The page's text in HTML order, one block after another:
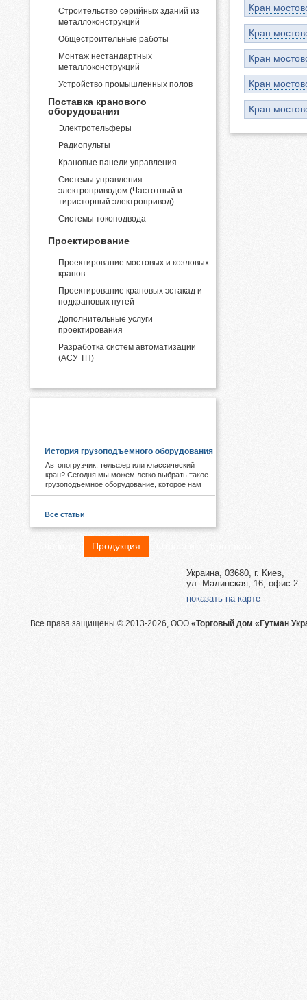
Строительство серийных зданий из
металлоконструкций
Общестроительные работы
Монтаж нестандартных
металлоконструкций
Устройство промышленных полов
Поставка кранового
оборудования
Электротельферы
Радиопульты
Крановые панели управления
Системы управления
электроприводом (Частотный и
тиристорный электропривод)
Системы токоподвода
Проектирование
Проектирование мостовых и козловых
кранов
Проектирование крановых эстакад и
подкрановых путей
Дополнительные услуги
проектирования
Разработка систем автоматизации
(АСУ ТП)
История грузоподъемного оборудования
Автопогрузчик, тельфер или классический
кран? Сегодня мы можем легко выбрать такое
грузоподъемное оборудование, которое нам
необходимо. А знаете ли Вы, что первые виды
древности. Примером служат известные
гидротехнические объекты Китая.
Все статьи
Кран
Кран
Кран
Кран
Кран
Продукция
Украина, 03680, г. Киев,
ул. Малинская, 16, офис 2
показать на карте
Все права защищены © 2013-2026, ООО «Торговый дом «Гутман